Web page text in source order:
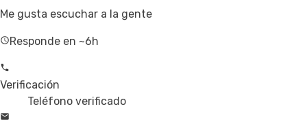
Me gusta escuchar a la gente
Responde en ~6h
Verificación
Teléfono verificado